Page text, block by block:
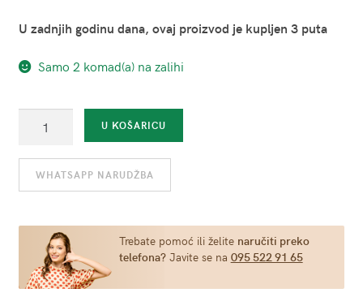
U zadnjih godinu dana, ovaj proizvod je kupljen 3 puta
Samo 2 komad(a) na zalihi
Pleasure
količina
U KOŠARICU
WHATSAPP NARUDŽBA
Trebate pomoć ili želite naručiti preko
telefona?Javite se na 095 522 91 65